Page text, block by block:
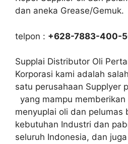
dan aneka Grease/Gemuk.
telpon : +628-7883-400-
Supplai Distributor Oli
Korporasi kami adalah salah
satu perusahaan Supplyer
yang mampu memberikan
menyuplai oli dan pelumas
kebutuhan Industri dan
seluruh Indonesia, dan juga